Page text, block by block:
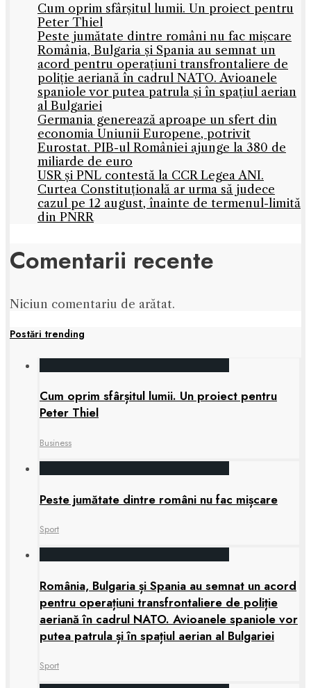
Cum oprim sfârșitul lumii. Un proiect pentru
Peter Thiel
Peste jumătate dintre români nu fac mișcare
România, Bulgaria și Spania au semnat un
acord pentru operațiuni transfrontaliere de
poliție aeriană în cadrul NATO. Avioanele
spaniole vor putea patrula și în spațiul aerian
al Bulgariei
Germania generează aproape un sfert din
economia Uniunii Europene, potrivit
Eurostat. PIB-ul României ajunge la 380 de
miliarde de euro
USR și PNL contestă la CCR Legea ANI.
Curtea Constituțională ar urma să judece
cazul pe 12 august, înainte de termenul-limită
din PNRR
Comentarii recente
Niciun comentariu de arătat.
Postări trending
Cum oprim sfârșitul lumii. Un proiect pentru
Peter Thiel
Business
Peste jumătate dintre români nu fac mișcare
Sport
România, Bulgaria și Spania au semnat un acord
pentru operațiuni transfrontaliere de poliție
aeriană în cadrul NATO. Avioanele spaniole vor
putea patrula și în spațiul aerian al Bulgariei
Sport